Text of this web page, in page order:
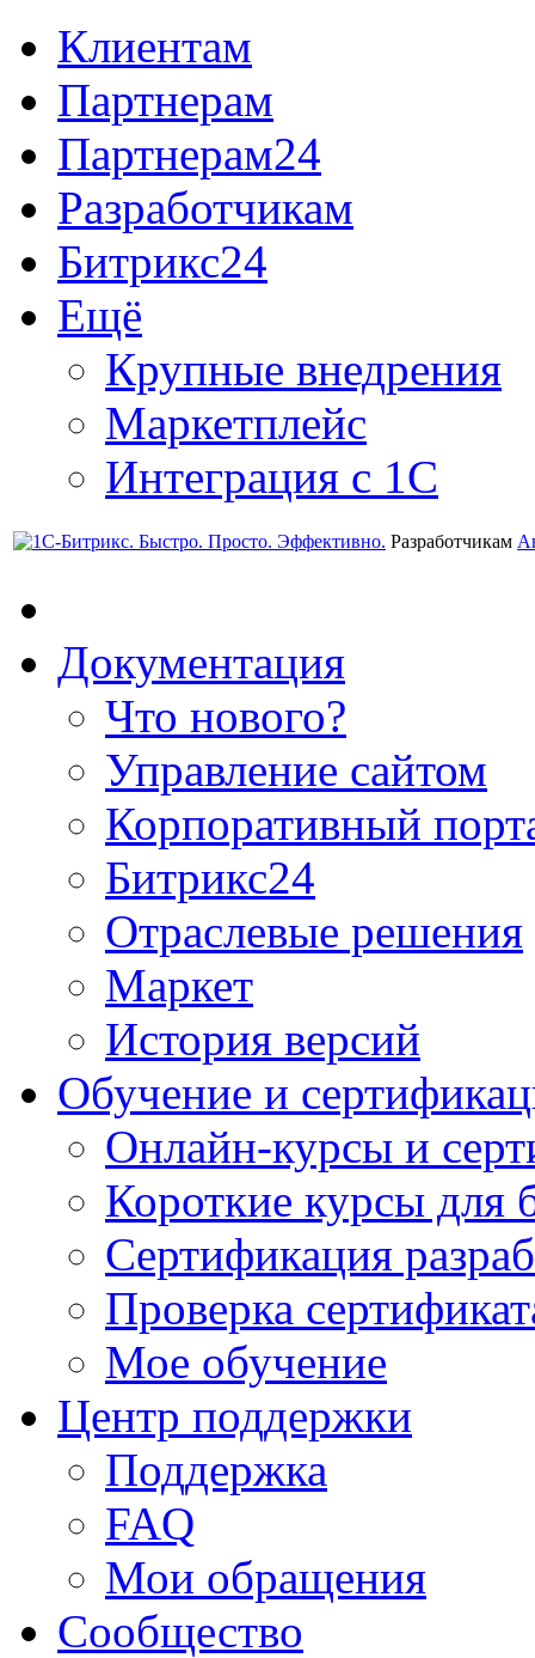
Клиентам
Партнерам
Партнерам24
Разработчикам
Битрикс24
Ещё
Крупные внедрения
Маркетплейс
Интеграция с 1С
Разработчикам
Документация
Что нового?
Управление сайтом
Корпоративный
Битрикс24
Отраслевые решения
Маркет
История версий
Обучение и
Онлайн-курсы и
Короткие курсы для
Сертификация
Проверка
Мое обучение
Центр поддержки
Поддержка
FAQ
Мои обращения
Сообщество